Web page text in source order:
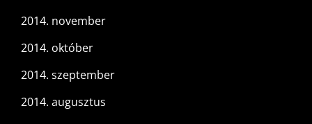
2014. november
2014. október
2014. szeptember
2014. augusztus